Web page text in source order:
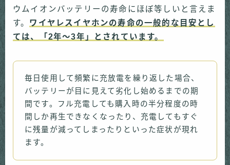
ウムイオンバッテリーの寿命にほぼ等しいと言えま
す。 ワイヤレスイヤホンの寿命の一般的な目安とし
ては、「2年〜3年」とされています。
毎日使用して頻繁に充放電を繰り返した場合、
バッテリーが目に見えて劣化し始めるまでの期
間です。フル充電しても購入時の半分程度の時
間しか再生できなくなったり、充電してもすぐ
に残量が減ってしまったりといった症状が現れ
ます。